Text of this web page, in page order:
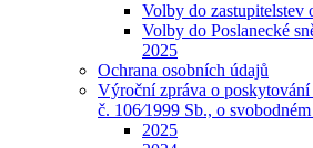
Volby do zastupitelstev
Volby do Poslanecké
2025
Ochrana osobních údajů
Výroční zpráva o
č. 106⁄1999 Sb., o
2025